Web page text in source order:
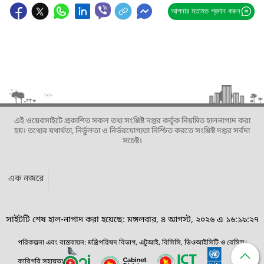
আপনার মতামত প্রদান করুন
এই ওয়েবসাইটে প্রকাশিত সকল তথ্য সংশ্লিষ্ট দপ্তর কর্তৃক নিয়মিত হালনাগাদ করা
হয়। তথ্যের যথার্থতা, নির্ভুলতা ও নির্ভরযোগ্যতা নিশ্চিত করতে সংশ্লিষ্ট দপ্তর সর্বদা
সচেষ্ট।
এক নজরে
সাইটটি শেষ হাল-নাগাদ করা হয়েছে: মঙ্গলবার, ৪ আগস্ট, ২০২৬ এ ১৬:১৯:২৭
পরিকল্পনা এবং বাস্তবায়ন: মন্ত্রিপরিষদ বিভাগ, এটুআই, বিসিসি, ডিওআইসিটি ও বেসিস।
কারিগরি সহায়তা